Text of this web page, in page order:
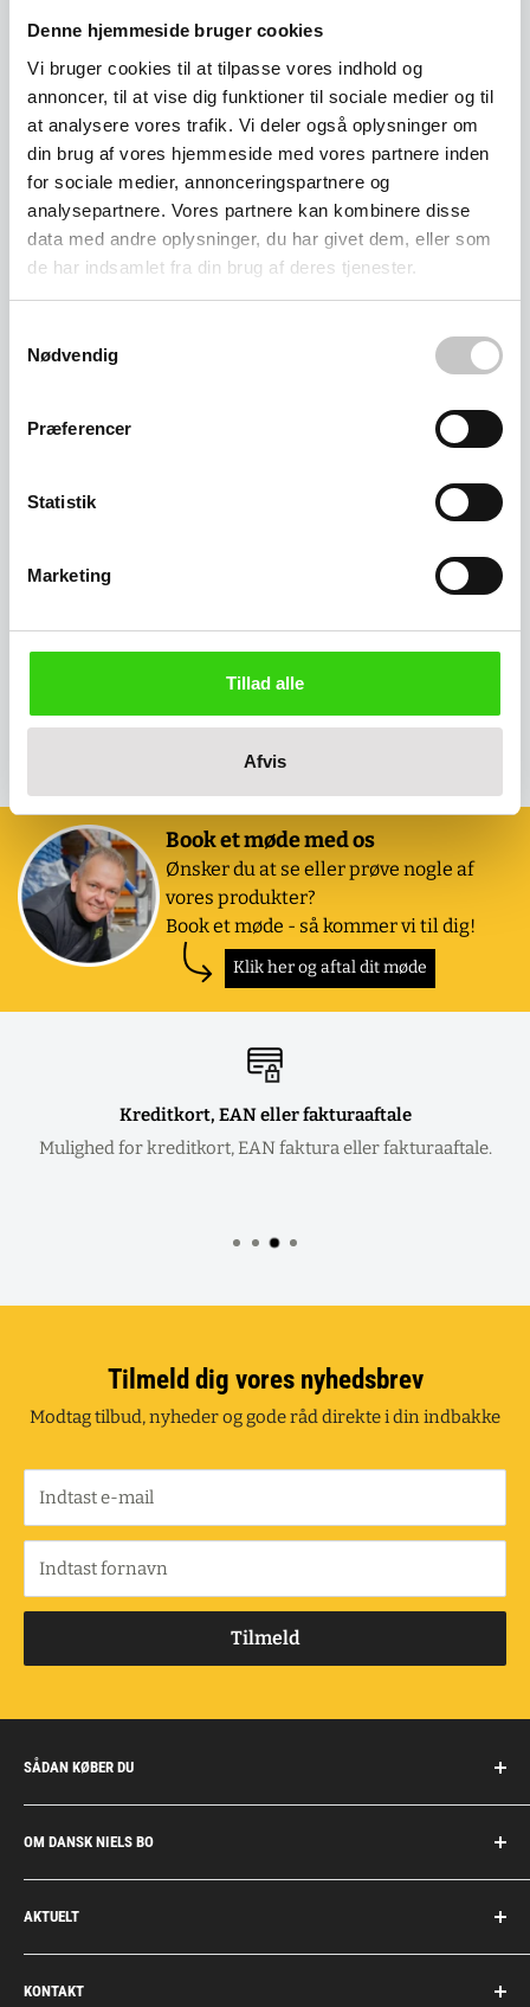
Denne hjemmeside bruger cookies
Vi bruger cookies til at tilpasse vores indhold og
annoncer, til at vise dig funktioner til sociale medier og til
at analysere vores trafik. Vi deler også oplysninger om
din brug af vores hjemmeside med vores partnere inden
for sociale medier, annonceringspartnere og
analysepartnere. Vores partnere kan kombinere disse
data med andre oplysninger, du har givet dem, eller som
de har indsamlet fra din brug af deres tjenester.
Nødvendig
Præferencer
Statistik
Marketing
Tillad alle
Afvis
Mini-platformvogne med skubbebøjle
Klapvogne - 150 - 500 kg
Book et møde med os
Ønsker du at se eller prøve nogle af
vores produkter?
Book et møde - så kommer vi til dig!
Klik her og aftal dit møde
Kreditkort, EAN eller fakturaaftale
Mulighed for kreditkort, EAN faktura eller fakturaaftale.
Tilmeld dig vores nyhedsbrev
Modtag tilbud, nyheder og gode råd direkte i din indbakke
Indtast e-mail
Indtast fornavn
Tilmeld
SÅDAN KØBER DU
Handelsbetingelser
Fragt og retur
Privatkunder/erhverv
Fakturaaftale
OM DANSK NIELS BO
Om Dansk Niels Bo
Privatlivspolitik
Job
Personale
AKTUELT
Personlig rådgivning
Dokumentation
KONTAKT